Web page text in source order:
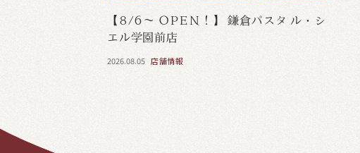
【8/6～ OPEN！】 鎌倉パスタ ル・シ
エル学園前店
2026.08.05 店舗情報